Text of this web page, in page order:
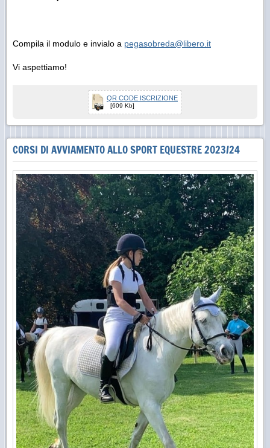
Compila il modulo e invialo a pegasobreda@libero.it
Vi aspettiamo!
QR CODE ISCRIZIONE
[609 Kb]
CORSI DI AVVIAMENTO ALLO SPORT EQUESTRE 2023/24